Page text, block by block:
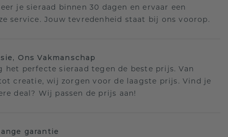
je sieraad binnen 30 dagen en ervaar een
service. Jouw tevredenheid staat bij ons voorop.
Ons Vakmanschap
het perfecte sieraad tegen de beste prijs. Van
creatie, wij zorgen voor de laagste prijs. Vind je
deal? Wij passen de prijs aan!
garantie